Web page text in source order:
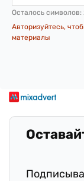
Осталось символов:
Авторизуйтесь,
материалы